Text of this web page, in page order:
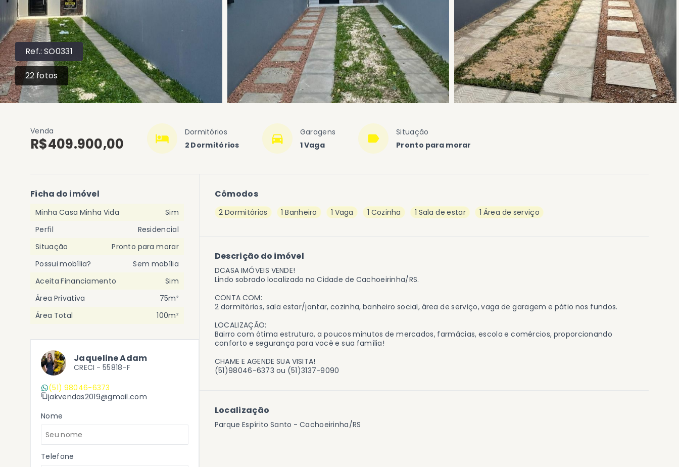
Ref.:SO0331
22 fotos
Venda
R$409.900,00
Dormitórios
2 Dormitórios
Garagens
1 Vaga
Situação
Pronto para morar
Cômodos
2 Dormitórios 1 Banheiro 1 Vaga 1 Cozinha 1 Sala de estar 1 Área de serviço
Descrição do imóvel
DCASA IMÓVEIS VENDE!
Lindo sobrado localizado na Cidade de Cachoeirinha/RS.
CONTA COM:
2 dormitórios, sala estar/jantar, cozinha, banheiro social, área de serviço, vaga de garagem e pátio nos fundos.
LOCALIZAÇÃO:
Bairro com ótima estrutura, a poucos minutos de mercados, farmácias, escola e comércios, proporcionando
conforto e segurança para você e sua família!
CHAME E AGENDE SUA VISITA!
(51)98046-6373 ou (51)3137-9090
Localização
Parque Espírito Santo - Cachoeirinha/RS
Ficha do imóvel
Minha Casa Minha Vida
Sim
Perfil
Residencial
Situação
Pronto para morar
Possui mobília?
Sem mobília
Aceita Financiamento
Sim
Área Privativa
75m²
Área Total
100m²
Jaqueline Adam
CRECI - 55818-F
(51) 98046-6373
jakvendas2019@gmail.com
Nome
Telefone